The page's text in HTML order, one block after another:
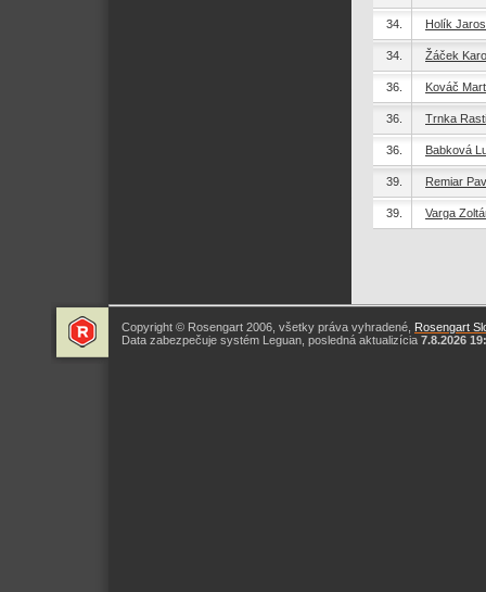
34. Holík
34. Žáček
36. Kováč
36. Trnka
36. Babková
39. Remiar
39. Varga
Copyright © Rosengart 2006, všetky práva vyhradené, Rosengart
Data zabezpečuje systém Leguan, posledná aktualizícia 7.8.2026